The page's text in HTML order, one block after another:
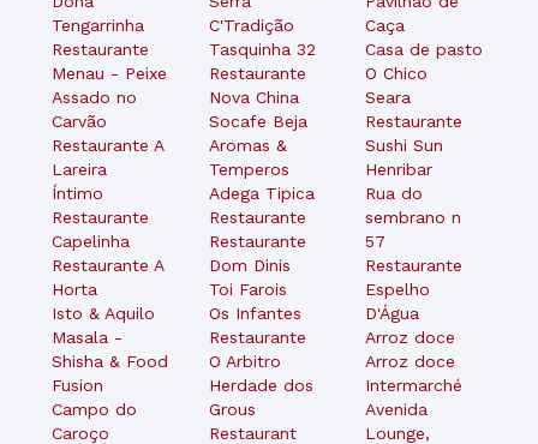
Tengarrinha
Restaurante
Menau - Peixe
Assado no
Carvão
Restaurante A
Lareira
Íntimo
Restaurante
Capelinha
Restaurante A
Horta
Isto & Aquilo
Masala -
Shisha & Food
Fusion
Campo do
Caroço
C'Tradição
Tasquinha 32
Restaurante
Nova China
Socafe Beja
Aromas &
Temperos
Adega Tipica
Restaurante
Restaurante
Dom Dinis
Toi Farois
Os Infantes
Restaurante
O Arbitro
Herdade dos
Grous
Restaurant
Caça
Casa de pasto
O Chico
Seara
Restaurante
Sushi Sun
Henribar
Rua do
sembrano n
57
Restaurante
Espelho
D'Água
Arroz doce
Arroz doce
Intermarché
Avenida
Lounge,